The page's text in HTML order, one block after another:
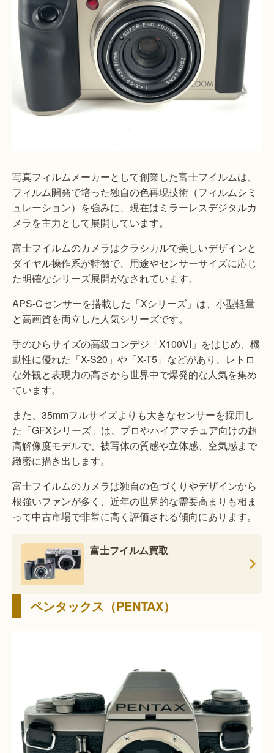
写真フィルムメーカーとして創業した富士フイルムは、
フィルム開発で培った独自の色再現技術（フィルムシミ
ュレーション）を強みに、現在はミラーレスデジタルカ
メラを主力として展開しています。
富士フイルムのカメラはクラシカルで美しいデザインと
ダイヤル操作系が特徴で、用途やセンサーサイズに応じ
た明確なシリーズ展開がなされています。
APS-Cセンサーを搭載した「Xシリーズ」は、小型軽量
と高画質を両立した人気シリーズです。
手のひらサイズの高級コンデジ「X100VI」をはじめ、機
動性に優れた「X-S20」や「X-T5」などがあり、レトロ
な外観と表現力の高さから世界中で爆発的な人気を集め
ています。
また、35mmフルサイズよりも大きなセンサーを採用し
た「GFXシリーズ」は、プロやハイアマチュア向けの超
高解像度モデルで、被写体の質感や立体感、空気感まで
緻密に描き出します。
富士フイルムのカメラは独自の色づくりやデザインから
根強いファンが多く、近年の世界的な需要高まりも相ま
って中古市場で非常に高く評価される傾向にあります。
富士フイルム買取
ペンタックス（PENTAX）